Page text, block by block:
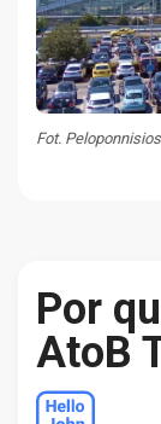
Fot.
Por
AtoB